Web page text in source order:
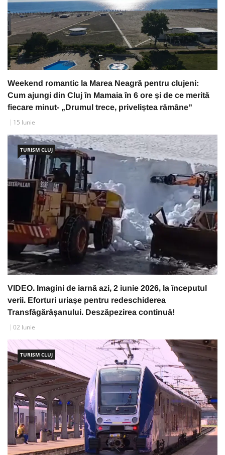
Weekend romantic la Marea Neagră pentru clujeni:
Cum ajungi din Cluj în Mamaia în 6 ore și de ce merită
fiecare minut- „Drumul trece, priveliștea rămâne”
15 Iunie
TURISM CLUJ
VIDEO. Imagini de iarnă azi, 2 iunie 2026, la începutul
verii. Eforturi uriașe pentru redeschiderea
Transfăgărășanului. Deszăpezirea continuă!
02 Iunie
TURISM CLUJ